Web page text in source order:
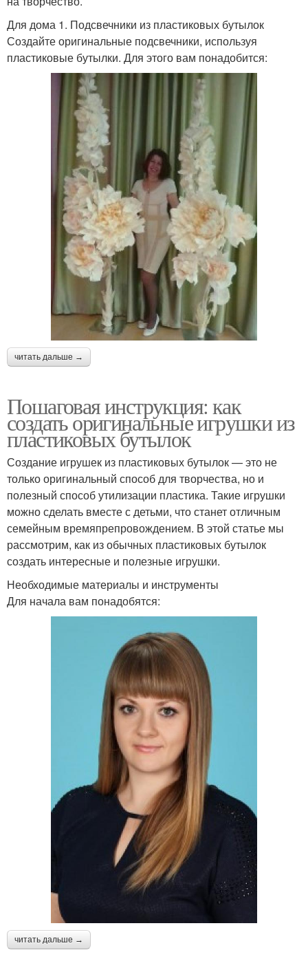
Для дома 1. Подсвечники из пластиковых бутылок
Создайте оригинальные подсвечники, используя
пластиковые бутылки. Для этого вам понадобится:
читать дальше →
Пошаговая инструкция: как
создать оригинальные игрушки из
пластиковых бутылок
Создание игрушек из пластиковых бутылок — это не
только оригинальный способ для творчества, но и
полезный способ утилизации пластика. Такие игрушки
можно сделать вместе с детьми, что станет отличным
семейным времяпрепровождением. В этой статье мы
рассмотрим, как из обычных пластиковых бутылок
создать интересные и полезные игрушки.
Необходимые материалы и инструменты
Для начала вам понадобятся:
читать дальше →